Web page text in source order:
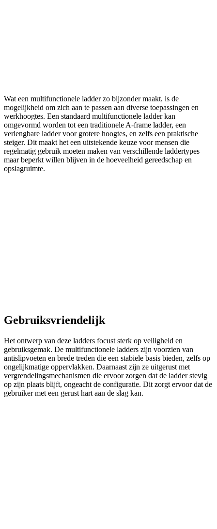
Wat een multifunctionele ladder zo bijzonder maakt, is de
mogelijkheid om zich aan te passen aan diverse toepassingen en
werkhoogtes. Een standaard multifunctionele ladder kan
omgevormd worden tot een traditionele A-frame ladder, een
verlengbare ladder voor grotere hoogtes, en zelfs een praktische
steiger. Dit maakt het een uitstekende keuze voor mensen die
regelmatig gebruik moeten maken van verschillende laddertypes
maar beperkt willen blijven in de hoeveelheid gereedschap en
opslagruimte.
Gebruiksvriendelijk
Het ontwerp van deze ladders focust sterk op veiligheid en
gebruiksgemak. De multifunctionele ladders zijn voorzien van
antislipvoeten en brede treden die een stabiele basis bieden, zelfs op
ongelijkmatige oppervlakken. Daarnaast zijn ze uitgerust met
vergrendelingsmechanismen die ervoor zorgen dat de ladder stevig
op zijn plaats blijft, ongeacht de configuratie. Dit zorgt ervoor dat de
gebruiker met een gerust hart aan de slag kan.